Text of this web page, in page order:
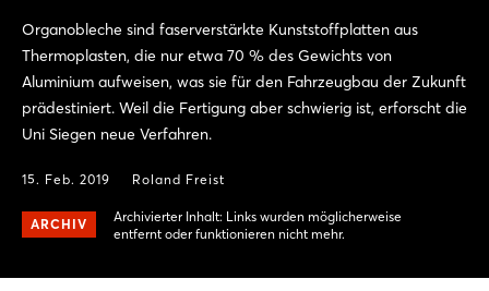
Organobleche sind faserverstärkte Kunststoffplatten aus
Thermoplasten, die nur etwa 70 % des Gewichts von
Aluminium aufweisen, was sie für den Fahrzeugbau der Zukunft
prädestiniert. Weil die Fertigung aber schwierig ist, erforscht die
Uni Siegen neue Verfahren.
15. Feb. 2019 Roland Freist
ARCHIV
Archivierter Inhalt: Links wurden möglicherweise
entfernt oder funktionieren nicht mehr.